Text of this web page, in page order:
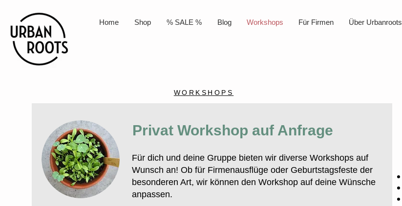
Home Shop % SALE % Blog Workshops Für Firmen Über Urbanroots
WORKSHOPS
Privat Workshop auf Anfrage
Für dich und deine Gruppe bieten wir diverse Workshops auf
Wunsch an! Ob für Firmenausflüge oder Geburtstagsfeste der
besonderen Art, wir können den Workshop auf deine Wünsche
anpassen.